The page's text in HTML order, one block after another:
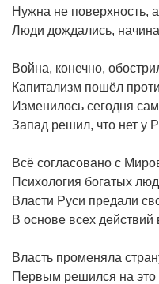
Нужна не поверхность,
Люди дождались,
Война, конечно,
Капитализм пошёл
Изменилось сегодня
Запад решил, что нет у
Всё согласовано с
Психология богатых
Власти Руси предали
В основе всех действий
Власть променяла
Первым решился на это